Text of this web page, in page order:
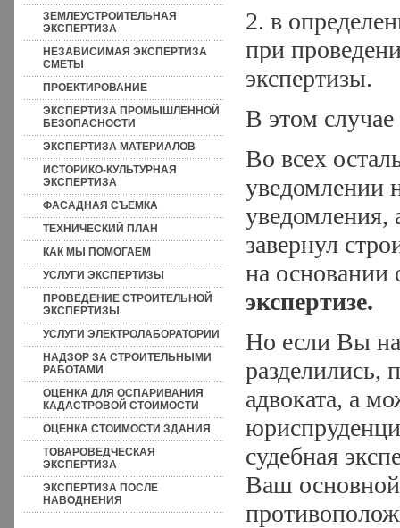
ЗЕМЛЕУСТРОИТЕЛЬНАЯ
ЭКСПЕРТИЗА
НЕЗАВИСИМАЯ ЭКСПЕРТИЗА
СМЕТЫ
ПРОЕКТИРОВАНИЕ
ЭКСПЕРТИЗА ПРОМЫШЛЕННОЙ
БЕЗОПАСНОСТИ
ЭКСПЕРТИЗА МАТЕРИАЛОВ
ИСТОРИКО-КУЛЬТУРНАЯ
ЭКСПЕРТИЗА
ФАСАДНАЯ СЪЕМКА
ТЕХНИЧЕСКИЙ ПЛАН
КАК МЫ ПОМОГАЕМ
УСЛУГИ ЭКСПЕРТИЗЫ
ПРОВЕДЕНИЕ СТРОИТЕЛЬНОЙ
ЭКСПЕРТИЗЫ
УСЛУГИ ЭЛЕКТРОЛАБОРАТОРИИ
НАДЗОР ЗА СТРОИТЕЛЬНЫМИ
РАБОТАМИ
ОЦЕНКА ДЛЯ ОСПАРИВАНИЯ
КАДАСТРОВОЙ СТОИМОСТИ
ОЦЕНКА СТОИМОСТИ ЗДАНИЯ
ТОВАРОВЕДЧЕСКАЯ
ЭКСПЕРТИЗА
ЭКСПЕРТИЗА ПОСЛЕ
НАВОДНЕНИЯ
2. в
при
экспертизы.
В этом
Во всех
уведомлении
уведомления,
завернул
на основании
экспертизе.
Но если Вы
разделились,
адвоката, а
судебная
Ваш